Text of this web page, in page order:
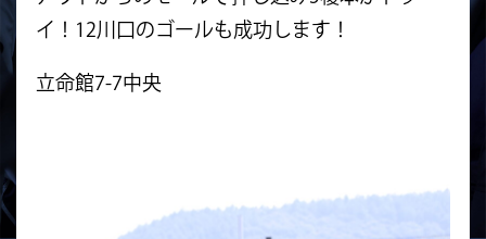
イ！12川口のゴールも成功します！
立命館7-7中央